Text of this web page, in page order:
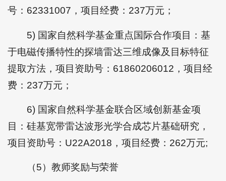
号：62331007，项目经费：237万元；
5) 国家自然科学基金重点国际合作项目：基
于电磁传播特性的探墙雷达三维成像及目标特征
提取方法，项目资助号：61860206012，项目经
费：237万元；
6) 国家自然科学基金联合区域创新基金项
目：硅基宽带雷达波形光学合成芯片基础研究，
项目资助号：U22A2018，项目经费：262万元;
（5）教师奖励与荣誉